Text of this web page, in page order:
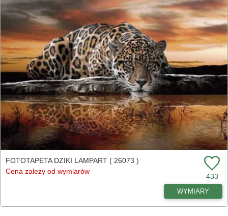
FOTOTAPETA DZIKI LAMPART ( 26073 )
Cena zależy od wymiarów
433
WYMIARY